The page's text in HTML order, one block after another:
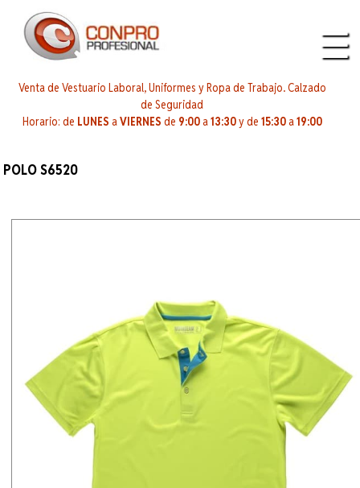
Venta de Vestuario Laboral, Uniformes y Ropa de Trabajo. Calzado
de Seguridad
Horario: de LUNES aVIERNES de 9:00a13:30y de 15:30a19:00
POLO S6520